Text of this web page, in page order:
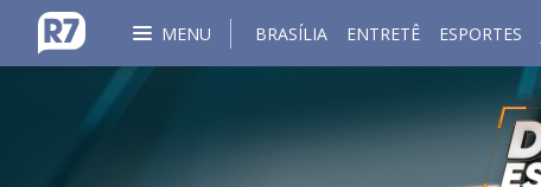
MENU BRASÍLIA ENTRETÊ ESPORTES